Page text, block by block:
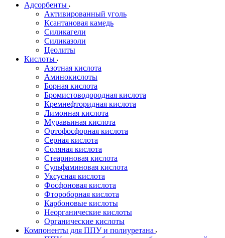
Адсорбенты
Активированный уголь
Ксантановая камедь
Силикагели
Силиказоли
Цеолиты
Кислоты
Азотная кислота
Аминокислоты
Борная кислота
Бромистоводородная кислота
Кремнефторидная кислота
Лимонная кислота
Муравьиная кислота
Ортофосфорная кислота
Серная кислота
Соляная кислота
Стеариновая кислота
Сульфаминовая кислота
Уксусная кислота
Фосфоновая кислота
Фтороборная кислота
Карбоновые кислоты
Неорганические кислоты
Органические кислоты
Компоненты для ППУ и полиуретана